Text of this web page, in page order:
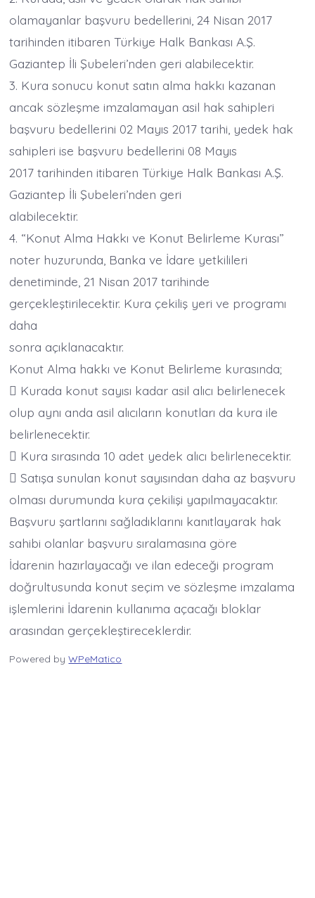
olamayanlar başvuru bedellerini, 24 Nisan 2017
tarihinden itibaren Türkiye Halk Bankası A.Ş.
Gaziantep İli Şubeleri’nden geri alabilecektir.
3. Kura sonucu konut satın alma hakkı kazanan
ancak sözleşme imzalamayan asil hak sahipleri
başvuru bedellerini 02 Mayıs 2017 tarihi, yedek hak
sahipleri ise başvuru bedellerini 08 Mayıs
2017 tarihinden itibaren Türkiye Halk Bankası A.Ş.
Gaziantep İli Şubeleri’nden geri
alabilecektir.
4. “Konut Alma Hakkı ve Konut Belirleme Kurası”
noter huzurunda, Banka ve İdare yetkilileri
denetiminde, 21 Nisan 2017 tarihinde
gerçekleştirilecektir. Kura çekiliş yeri ve programı
daha
sonra açıklanacaktır.
Konut Alma hakkı ve Konut Belirleme kurasında;
 Kurada konut sayısı kadar asil alıcı belirlenecek
olup aynı anda asil alıcıların konutları da kura ile
belirlenecektir.
 Kura sırasında 10 adet yedek alıcı belirlenecektir.
 Satışa sunulan konut sayısından daha az başvuru
olması durumunda kura çekilişi yapılmayacaktır.
Başvuru şartlarını sağladıklarını kanıtlayarak hak
sahibi olanlar başvuru sıralamasına göre
İdarenin hazırlayacağı ve ilan edeceği program
doğrultusunda konut seçim ve sözleşme imzalama
işlemlerini İdarenin kullanıma açacağı bloklar
arasından gerçekleştireceklerdir.
Powered byWPeMatico